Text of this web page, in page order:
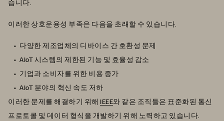
습니다.
이러한 상호운용성 부족은 다음을 초래할 수 있습니다.
다양한 제조업체의 디바이스 간 호환성 문제
AIoT 시스템의 제한된 기능 및 효율성 감소
기업과 소비자를 위한 비용 증가
AIoT 분야의 혁신 속도 저하
이러한 문제를 해결하기 위해 IEEE와 같은 조직들은 표준화된 통신
프로토콜 및 데이터 형식을 개발하기 위해 노력하고 있습니다.